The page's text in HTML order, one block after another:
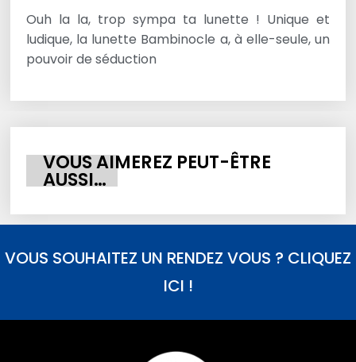
Ouh la la, trop sympa ta lunette ! Unique et
ludique, la lunette Bambinocle a, à elle-seule, un
pouvoir de séduction
VOUS AIMEREZ PEUT-ÊTRE
AUSSI…
VOUS SOUHAITEZ UN RENDEZ VOUS ? CLIQUEZ
ICI !